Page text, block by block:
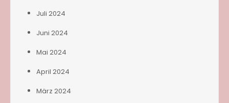
Juli 2024
Juni 2024
Mai 2024
April 2024
März 2024